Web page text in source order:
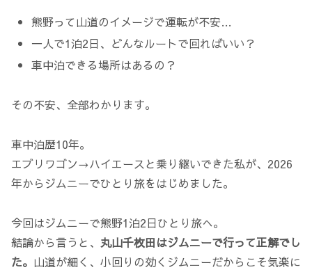
熊野って山道のイメージで運転が不安…
一人で1泊2日、どんなルートで回ればいい？
車中泊できる場所はあるの？
その不安、全部わかります。
車中泊歴10年。
エブリワゴン→ハイエースと乗り継いできた私が、2026
年からジムニーでひとり旅をはじめました。
今回はジムニーで熊野1泊2日ひとり旅へ。
結論から言うと、 丸山千枚田はジムニーで行って正解でし
た。 山道が細く、小回りの効くジムニーだからこそ気楽に